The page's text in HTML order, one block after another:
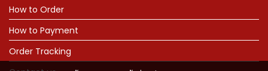
How to Order
How to Payment
Order Tracking